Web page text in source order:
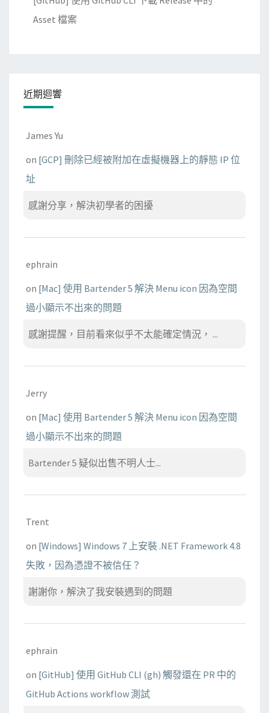
Asset 檔案
近期迴響
James Yu
on [GCP] 刪除已經被附加在虛擬機器上的靜態 IP 位
址
感謝分享，解決初學者的困擾
ephrain
on [Mac] 使用 Bartender 5 解決 Menu icon 因為空間
過小顯示不出來的問題
感謝提醒，目前看來似乎不太能確定情況， ...
Jerry
on [Mac] 使用 Bartender 5 解決 Menu icon 因為空間
過小顯示不出來的問題
Bartender 5 疑似出售不明人士...
Trent
on [Windows] Windows 7 上安裝 .NET Framework 4.8
失敗，因為憑證不被信任？
謝謝你，解決了我安裝遇到的問題
ephrain
on [GitHub] 使用 GitHub CLI (gh) 觸發還在 PR 中的
GitHub Actions workflow 測試